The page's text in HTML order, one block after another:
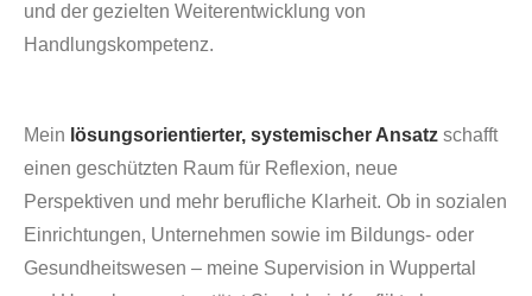
und der gezielten Weiterentwicklung von
Handlungskompetenz.
Mein lösungsorientierter, systemischer Ansatz schafft
einen geschützten Raum für Reflexion, neue
Perspektiven und mehr berufliche Klarheit. Ob in sozialen
Einrichtungen, Unternehmen sowie im Bildungs- oder
Gesundheitswesen – meine Supervision in Wuppertal